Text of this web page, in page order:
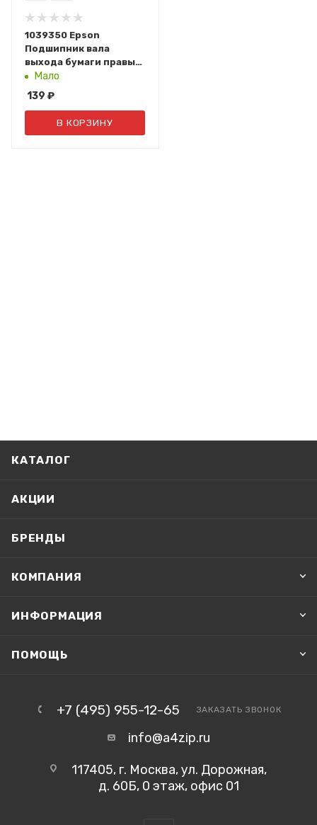
1039350 Epson
Подшипник вала
выхода бумаги правый
FX 1180, FX 1180+, FX
Мало
139 ₽
В КОРЗИНУ
КАТАЛОГ
АКЦИИ
БРЕНДЫ
КОМПАНИЯ
ИНФОРМАЦИЯ
ПОМОЩЬ
+7 (495) 955-12-65 ЗАКАЗАТЬ ЗВОНОК
info@a4zip.ru
117405, г. Москва, ул. Дорожная,
д. 60Б, 0 этаж, офис 01